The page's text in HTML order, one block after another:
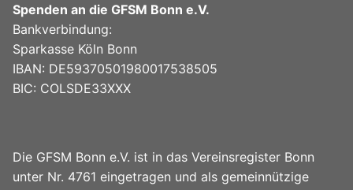
Spenden an die GFSM Bonn e.V.
Bankverbindung:
Sparkasse Köln Bonn
IBAN: DE59370501980017538505
BIC: COLSDE33XXX
Die GFSM Bonn e.V. ist in das Vereinsregister Bonn
unter Nr. 4761 eingetragen und als gemeinnützige